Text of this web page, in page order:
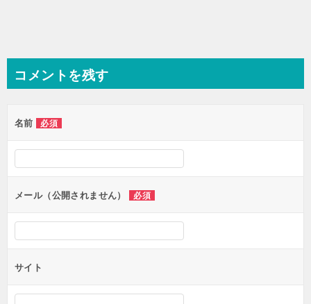
コメントを残す
名前 必須
メール（公開されません） 必須
サイト